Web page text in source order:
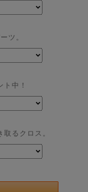
ツ。
中！
るクロス。